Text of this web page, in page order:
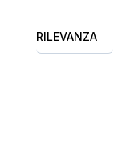
RILEVANZA